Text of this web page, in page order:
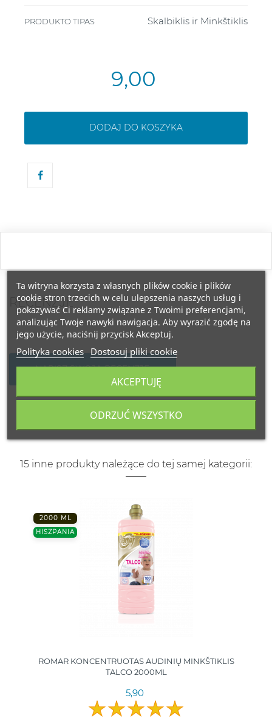
PRODUKTO TIPAS Skalbiklis ir Minkštiklis
9,00
DODAJ DO KOSZYKA
RECENZJE
NAPISZ SWOJĄ RECENZJĘ
15 inne produkty należące do tej samej kategorii:
2000 ML
HISZPANIA
ROMAR KONCENTRUOTAS AUDINIŲ MINKŠTIKLIS
TALCO 2000ML
5,90
Ta witryna korzysta z własnych plików cookie i plików
cookie stron trzecich w celu ulepszenia naszych usług i
pokazywać Ci reklamy związane z Twoimi preferencjami,
analizując Twoje nawyki nawigacja. Aby wyrazić zgodę na
jego użycie, naciśnij przycisk Akceptuj.
Polityka cookies Dostosuj pliki cookie
ODRZUĆ WSZYSTKO
AKCEPTUJĘ